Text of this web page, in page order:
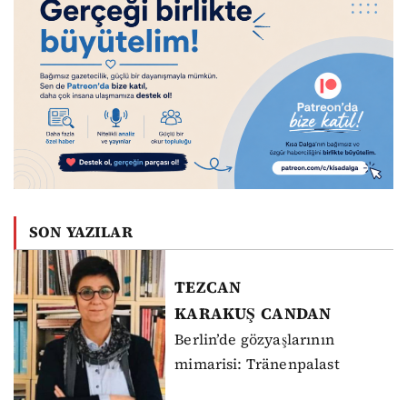
SON YAZILAR
TEZCAN
KARAKUŞ CANDAN
Berlin’de gözyaşlarının
mimarisi: Tränenpalast